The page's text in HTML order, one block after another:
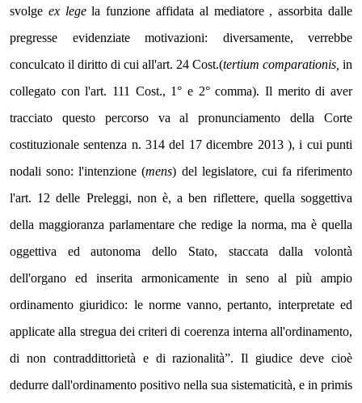
svolge ex lege la funzione affidata al mediatore , assorbita dalle
pregresse evidenziate motivazioni: diversamente, verrebbe
conculcato il diritto di cui all'art. 24 Cost.(tertium comparationis, in
collegato con l'art. 111 Cost., 1° e 2° comma). Il merito di aver
tracciato questo percorso va al pronunciamento della Corte
costituzionale sentenza n. 314 del 17 dicembre 2013 ), i cui punti
nodali sono: l'intenzione (mens) del legislatore, cui fa riferimento
l'art. 12 delle Preleggi, non è, a ben riflettere, quella soggettiva
della maggioranza parlamentare che redige la norma, ma è quella
oggettiva ed autonoma dello Stato, staccata dalla volontà
dell'organo ed inserita armonicamente in seno al più ampio
ordinamento giuridico: le norme vanno, pertanto, interpretate ed
applicate alla stregua dei criteri di coerenza interna all'ordinamento,
di non contraddittorietà e di razionalità”. Il giudice deve cioè
dedurre dall'ordinamento positivo nella sua sistematicità, e in primis